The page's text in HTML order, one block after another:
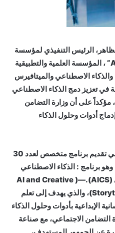
الرئيس التنفيذي لمؤسسة
صحافة الذكاء الاصطناعي ” AIJRF” ، المؤسسة العلمية والتطبيقية
الاصطناعي والميتافيرس
تعزيز دمج الذكاء الاصطناعي
مؤكداً على أن وزارة التضامن
أدوات وحلول الذكاء
وتابع قائلا : ” بدأنا المرحلة الأولى في تقديم برنامج متخصص لعدد 30
برنامج : الذكاء الاصطناعي
ومهارات صناعة المحتوى الإبداعي (AICS).—( AI and Creative
Storytelling Skills (AICS) Program)، والذي يهدف إلى تعلم
الإبداعية بأدوات وحلول الذكاء
التضامن الاجتماعي، مع صناعة